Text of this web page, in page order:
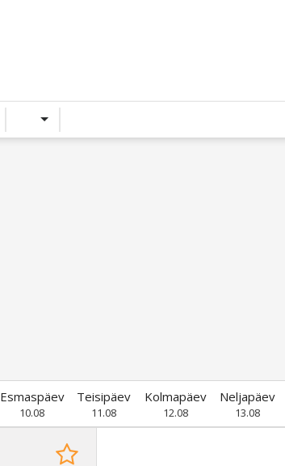
Esmaspäev
10.08
Teisipäev
11.08
Kolmapäev
12.08
Neljapäev
13.08